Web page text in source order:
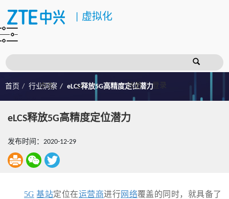
虚拟化
注册 登录
首页 行业洞察 eLCS释放5G高精度定位潜力
eLCS释放5G高精度定位潜力
发布时间：2020-12-29
5G 基站定位在运营商进行网络覆盖的同时，就具备了